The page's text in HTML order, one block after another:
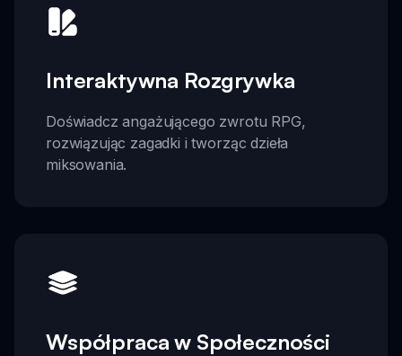
Interaktywna Rozgrywka
Doświadcz angażującego zwrotu RPG,
rozwiązując zagadki i tworząc dzieła
miksowania.
Współpraca w Społeczności